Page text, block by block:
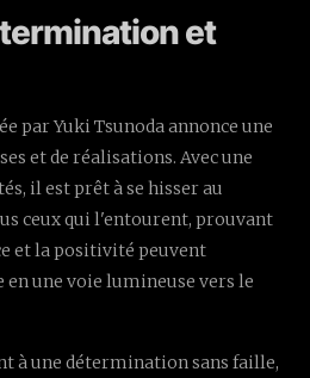
et
par Yuki Tsunoda annonce une
et de réalisations. Avec une
il est prêt à se hisser au
ceux qui l'entourent, prouvant
et la positivité peuvent
une voie lumineuse vers le
à une détermination sans faille,